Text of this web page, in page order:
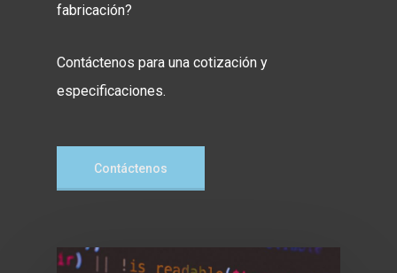
fabricación?
Contáctenos para una cotización y
especificaciones.
Contáctenos